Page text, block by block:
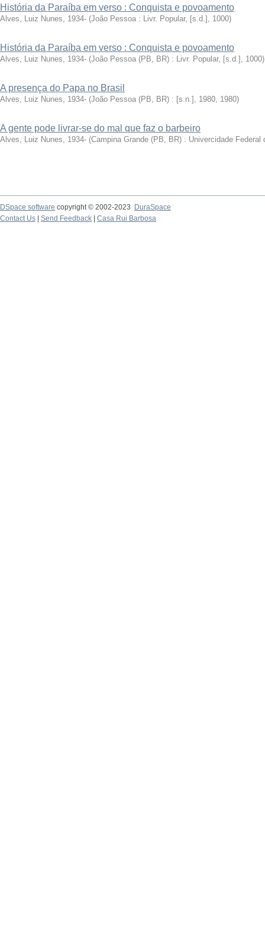
História da Paraíba em verso : Conquista e povoamento
Alves, Luiz Nunes, 1934- (João Pessoa : Livr. Popular, [s.d.] , 1000)
História da Paraíba em verso : Conquista e povoamento
Alves, Luiz Nunes, 1934- (João Pessoa (PB, BR) : Livr. Popular, [s.d.] , 1000)
A presença do Papa no Brasil
Alves, Luiz Nunes, 1934- (João Pessoa (PB, BR) : [s.n.], 1980, 1980)
A gente pode livrar-se do mal que faz o barbeiro
Alves, Luiz Nunes, 1934- (Campina Grande (PB, BR) : Univercidade Federal
DSpace software copyright © 2002-2023
DuraSpace
Contact Us
Send Feedback Casa Rui Barbosa